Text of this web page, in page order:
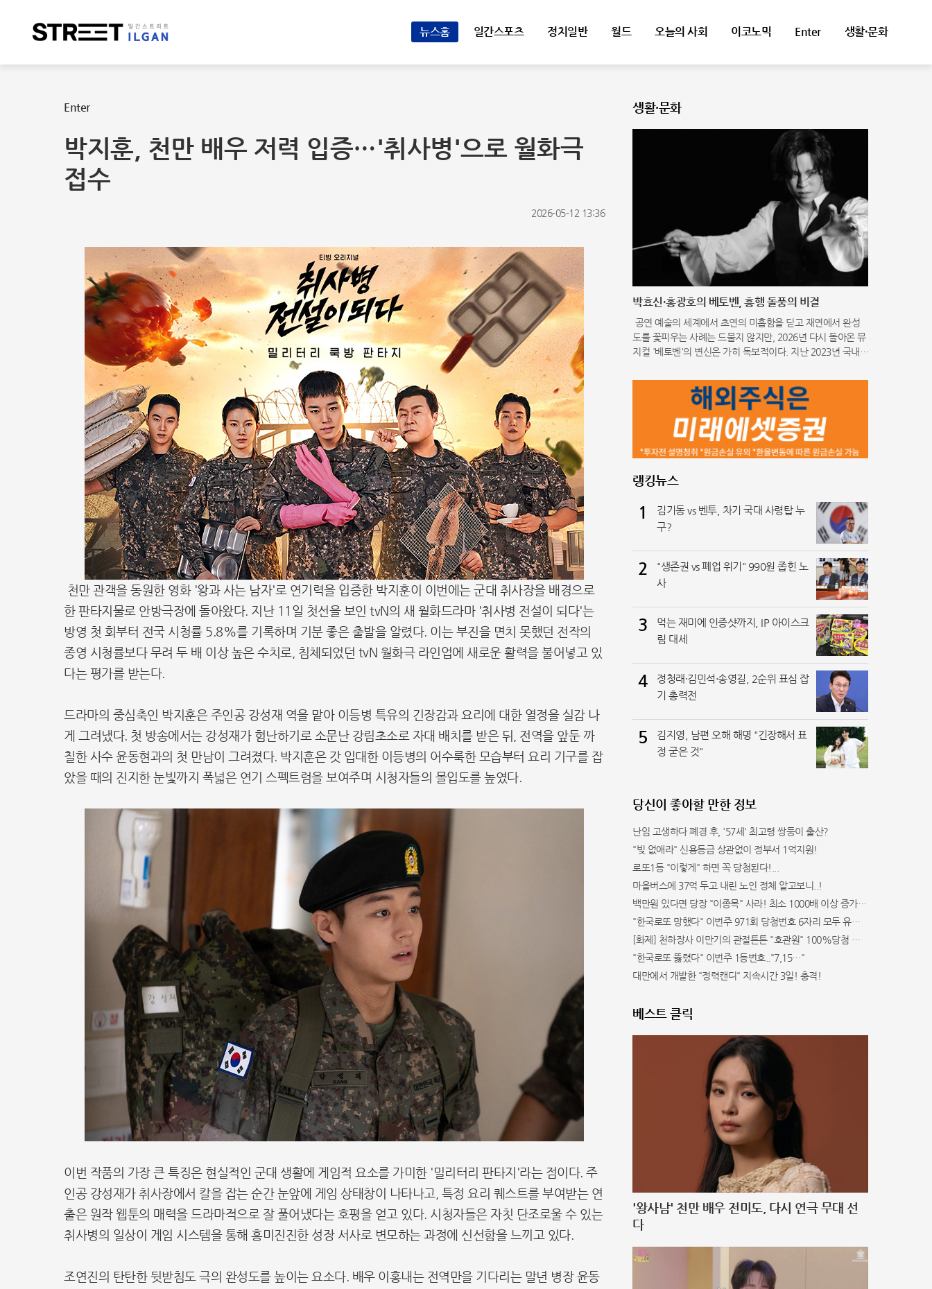
뉴스홈 일간스포츠 정치일반 월드 오늘의 사회 이코노믹 Enter 생활·문화
Enter
박지훈, 천만 배우 저력 입증…'취사병'으로 월화극
접수
2026-05-12 13:36
천만 관객을 동원한 영화 '왕과 사는 남자'로 연기력을 입증한 박지훈이 이번에는 군대 취사장을 배경으로
한 판타지물로 안방극장에 돌아왔다. 지난 11일 첫선을 보인 tvN의 새 월화드라마 '취사병 전설이 되다'는
방영 첫 회부터 전국 시청률 5.8%를 기록하며 기분 좋은 출발을 알렸다. 이는 부진을 면치 못했던 전작의
종영 시청률보다 무려 두 배 이상 높은 수치로, 침체되었던 tvN 월화극 라인업에 새로운 활력을 불어넣고 있
다는 평가를 받는다.
드라마의 중심축인 박지훈은 주인공 강성재 역을 맡아 이등병 특유의 긴장감과 요리에 대한 열정을 실감 나
게 그려냈다. 첫 방송에서는 강성재가 험난하기로 소문난 강림초소로 자대 배치를 받은 뒤, 전역을 앞둔 까
칠한 사수 윤동현과의 첫 만남이 그려졌다. 박지훈은 갓 입대한 이등병의 어수룩한 모습부터 요리 기구를 잡
았을 때의 진지한 눈빛까지 폭넓은 연기 스펙트럼을 보여주며 시청자들의 몰입도를 높였다.
이번 작품의 가장 큰 특징은 현실적인 군대 생활에 게임적 요소를 가미한 '밀리터리 판타지'라는 점이다. 주
인공 강성재가 취사장에서 칼을 잡는 순간 눈앞에 게임 상태창이 나타나고, 특정 요리 퀘스트를 부여받는 연
출은 원작 웹툰의 매력을 드라마적으로 잘 풀어냈다는 호평을 얻고 있다. 시청자들은 자칫 단조로울 수 있는
취사병의 일상이 게임 시스템을 통해 흥미진진한 성장 서사로 변모하는 과정에 신선함을 느끼고 있다.
조연진의 탄탄한 뒷받침도 극의 완성도를 높이는 요소다. 배우 이홍내는 전역만을 기다리는 말년 병장 윤동
생활·문화
박효신·홍광호의 베토벤, 흥행 돌풍의 비결
공연 예술의 세계에서 초연의 미흡함을 딛고 재연에서 완성
도를 꽃피우는 사례는 드물지 않지만, 2026년 다시 돌아온 뮤
지컬 '베토벤'의 변신은 가히 독보적이다. 지난 2023년 국내
기반으로 했음에도 불구하고, 공감하기 어려운 각본과 넘버의
랭킹뉴스
1
김기동 vs 벤투, 차기 국대 사령탑 누
구?
2
"생존권 vs 폐업 위기" 990원 좁힌 노
사
3
먹는 재미에 인증샷까지, IP 아이스크
림 대세
4
정청래·김민석·송영길, 2순위 표심 잡
기 총력전
5
김지영, 남편 오해 해명 "긴장해서 표
정 굳은 것"
당신이 좋아할 만한 정보
난임 고생하다 폐경 후, '57세' 최고령 쌍둥이 출산?
"빚 없애라" 신용등급 상관없이 정부서 1억지원!
로또1등 "이렇게" 하면 꼭 당첨된다!...
마을버스에 37억 두고 내린 노인 정체 알고보니..!
백만원 있다면 당장 "이종목" 사라! 최소 1000배 이상 증가...충격!!
"한국로또 망했다" 이번주 971회 당첨번호 6자리 모두 유출...관계자 실수로 "비상"!
[화제] 천하장사 이만기의 관절튼튼 "호관원" 100%당첨 혜택 난리나!!
"한국로또 뚫렸다" 이번주 1등번호.."7,15…"
대만에서 개발한 "정력캔디" 지속시간 3일! 충격!
베스트 클릭
'왕사남' 천만 배우 전미도, 다시 연극 무대 선
다